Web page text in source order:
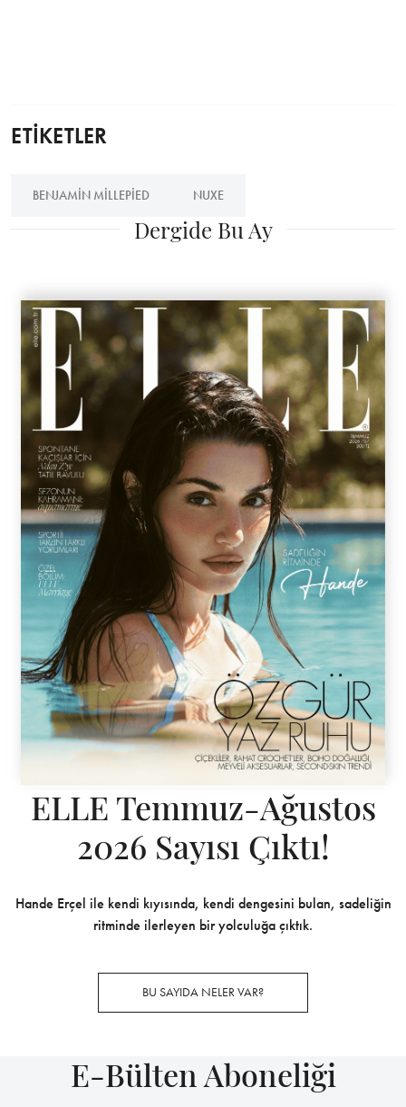
ETİKETLER
BENJAMIN MILLEPIED NUXE
Dergide Bu Ay
ELLE Temmuz-Ağustos
2026 Sayısı Çıktı!
Hande Erçel ile kendi kıyısında, kendi dengesini bulan, sadeliğin
ritminde ilerleyen bir yolculuğa çıktık.
BU SAYIDA NELER VAR?
E-Bülten Aboneliği